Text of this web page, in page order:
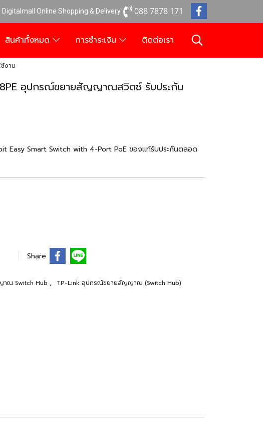
Digitalmall Online Shopping & Delivery 088 7878 171
สินค้าทั้งหมด การชำระเงิน ติดต่อเรา
งาน
อุปกรณ์ขยายสัญญาณสวิตซ์ รับประกัน
Easy Smart Switch with 4-Port PoE ของแท้รับประกันตลอด
Share
ณ Switch Hub , TP-Link อุปกรณ์ขยายสัญญาณ (Switch Hub)